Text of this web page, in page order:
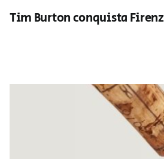
Tim Burton conquista